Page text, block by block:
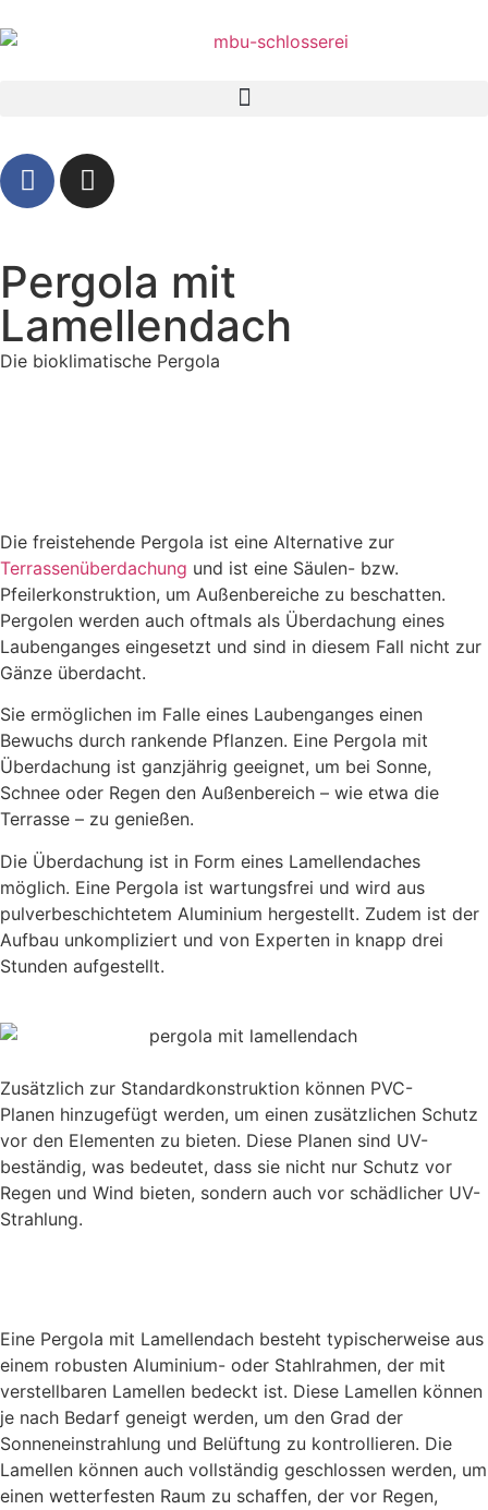
Pergola mit
Lamellendach
Die bioklimatische Pergola
Die freistehende Pergola ist eine Alternative zur
Terrassenüberdachung und ist eine Säulen- bzw.
Pfeilerkonstruktion, um Außenbereiche zu beschatten.
Pergolen werden auch oftmals als Überdachung eines
Laubenganges eingesetzt und sind in diesem Fall nicht zur
Gänze überdacht.
Sie ermöglichen im Falle eines Laubenganges einen
Bewuchs durch rankende Pflanzen. Eine Pergola mit
Überdachung ist ganzjährig geeignet, um bei Sonne,
Schnee oder Regen den Außenbereich – wie etwa die
Terrasse – zu genießen.
Die Überdachung ist in Form eines Lamellendaches
möglich. Eine Pergola ist wartungsfrei und wird aus
pulverbeschichtetem Aluminium hergestellt. Zudem ist der
Aufbau unkompliziert und von Experten in knapp drei
Stunden aufgestellt.
Zusätzlich zur Standardkonstruktion können PVC-
Planen hinzugefügt werden, um einen zusätzlichen Schutz
vor den Elementen zu bieten. Diese Planen sind UV-
beständig, was bedeutet, dass sie nicht nur Schutz vor
Regen und Wind bieten, sondern auch vor schädlicher UV-
Strahlung.
Eine Pergola mit Lamellendach besteht typischerweise aus
einem robusten Aluminium- oder Stahlrahmen, der mit
verstellbaren Lamellen bedeckt ist. Diese Lamellen können
je nach Bedarf geneigt werden, um den Grad der
Sonneneinstrahlung und Belüftung zu kontrollieren. Die
Lamellen können auch vollständig geschlossen werden, um
einen wetterfesten Raum zu schaffen, der vor Regen,